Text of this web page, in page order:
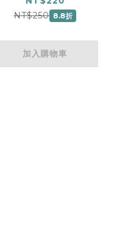
NT$250 8.8折
加入購物車